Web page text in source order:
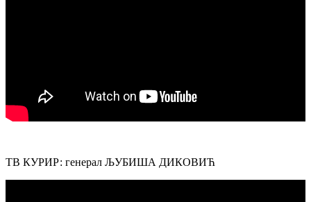
ТВ КУРИР: генерал ЉУБИША ДИКОВИЋ